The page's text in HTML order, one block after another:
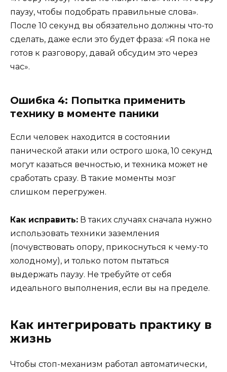
паузу, чтобы подобрать правильные слова».
После 10 секунд вы обязательно должны что-то
сделать, даже если это будет фраза: «Я пока не
готов к разговору, давай обсудим это через
час».
Ошибка 4: Попытка применить
технику в моменте паники
Если человек находится в состоянии
панической атаки или острого шока, 10 секунд
могут казаться вечностью, и техника может не
сработать сразу. В такие моменты мозг
слишком перегружен.
Как исправить: В таких случаях сначала нужно
использовать техники заземления
(почувствовать опору, прикоснуться к чему-то
холодному), и только потом пытаться
выдержать паузу. Не требуйте от себя
идеального выполнения, если вы на пределе.
Как интегрировать практику в
жизнь
Чтобы стоп-механизм работал автоматически,